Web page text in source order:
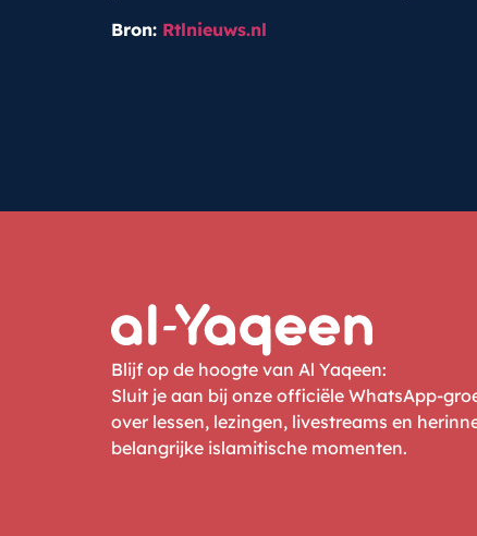
Bron: Rtlnieuws.nl
Blijf op de hoogte van Al Yaqeen:
Sluit je aan bij onze officiële WhatsApp-
over lessen, lezingen, livestreams en
belangrijke islamitische momenten.